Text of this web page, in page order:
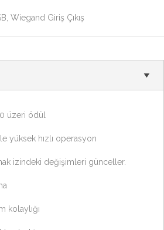
Wiegand Giriş Çıkış
üzeri ödül
yüksek hızlı operasyon
izindeki değişimleri günceller.
kolaylığı